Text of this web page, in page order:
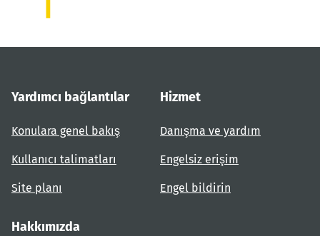
Yardımcı bağlantılar
Konulara genel bakış
Kullanıcı talimatları
Site planı
Hizmet
Danışma ve yardım
Engelsiz erişim
Engel bildirin
Hakkımızda